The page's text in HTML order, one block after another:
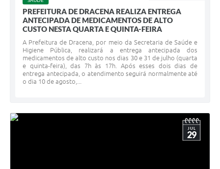
PREFEITURA DE DRACENA REALIZA ENTREGA
ANTECIPADA DE MEDICAMENTOS DE ALTO
CUSTO NESTA QUARTA E QUINTA-FEIRA
A Prefeitura de Dracena, por meio da Secretaria de Saúde e
Higiene Pública, realizará a entrega antecipada dos
medicamentos de alto custo nos dias 30 e 31 de julho (quarta
e quinta-feira), das 7h às 17h. Após esses dois dias de
entrega antecipada, o atendimento seguirá normalmente até
o dia 10 de agosto,...
JUL
29